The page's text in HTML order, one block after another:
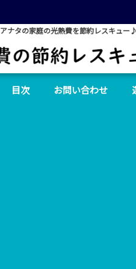
アナタの家庭の光熱費を節約レスキュー♪
目次 お問い合わせ